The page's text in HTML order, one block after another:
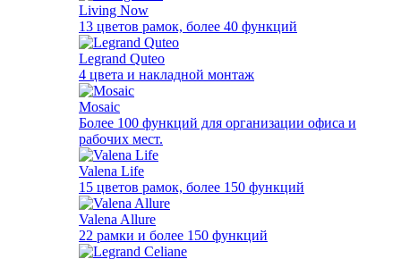
Living Now
13 цветов рамок, более 40 функций
Legrand Quteo
4 цвета и накладной монтаж
Mosaic
Более 100 функций для организации офиса и
рабочих мест.
Valena Life
15 цветов рамок, более 150 функций
Valena Allure
22 рамки и более 150 функций